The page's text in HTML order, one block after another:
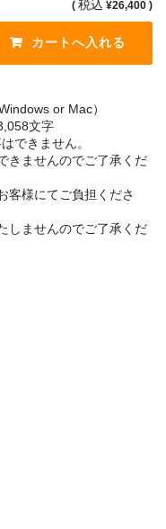
( 税込 ¥26,400 )
or Mac）
文字
できません。
きませんのでご了承くだ
客様にてご負担くださ
しませんのでご了承くだ